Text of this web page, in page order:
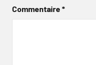
Commentaire*